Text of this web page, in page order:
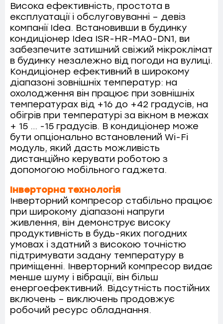
Висока ефективність, простота в
експлуатації і обслуговуванні – девіз
компанії Idea. Встановивши в будинку
кондиціонер Idea ISR-HR-MA0-DN1, ви
забезпечите затишний свіжий мікроклімат
в будинку незалежно від погоди на вулиці.
Кондиціонер ефективний в широкому
діапазоні зовнішніх температур: на
охолодження він працює при зовнішніх
температурах від +16 до +42 градусів, на
обігрів при температурі за вікном в межах
+ 15 … -15 градусів. В кондиціонер може
бути опціонально встановлений Wi-Fi
модуль, який дасть можливість
дистанційно керувати роботою з
допомогою мобільного гаджета.
Інверторна технологія
Інверторний компресор стабільно працює
при широкому діапазоні напруги
живлення, він демонструє високу
продуктивність в будь-яких погодних
умовах і здатний з високою точністю
підтримувати задану температуру в
приміщенні. Інверторний компресор видає
менше шуму і вібрації, він більш
енергоефективний. Відсутність постійних
включень – виключень продовжує
робочий ресурс обладнання.